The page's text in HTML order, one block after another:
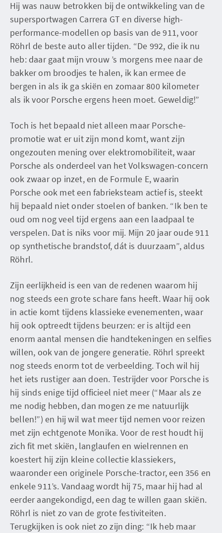
Hij was nauw betrokken bij de ontwikkeling van de
supersportwagen Carrera GT en diverse high-
performance-modellen op basis van de 911, voor
Röhrl de beste auto aller tijden. “De 992, die ik nu
heb: daar gaat mijn vrouw ’s morgens mee naar de
bakker om broodjes te halen, ik kan ermee de
bergen in als ik ga skiën en zomaar 800 kilometer
als ik voor Porsche ergens heen moet. Geweldig!”
Toch is het bepaald niet alleen maar Porsche-
promotie wat er uit zijn mond komt, want zijn
ongezouten mening over elektromobiliteit, waar
Porsche als onderdeel van het Volkswagen-concern
ook zwaar op inzet, en de Formule E, waarin
Porsche ook met een fabrieksteam actief is, steekt
hij bepaald niet onder stoelen of banken. “Ik ben te
oud om nog veel tijd ergens aan een laadpaal te
verspelen. Dat is niks voor mij. Mijn 20 jaar oude 911
op synthetische brandstof, dát is duurzaam”, aldus
Röhrl.
Zijn eerlijkheid is een van de redenen waarom hij
nog steeds een grote schare fans heeft. Waar hij ook
in actie komt tijdens klassieke evenementen, waar
hij ook optreedt tijdens beurzen: er is altijd een
enorm aantal mensen die handtekeningen en selfies
willen, ook van de jongere generatie. Röhrl spreekt
nog steeds enorm tot de verbeelding. Toch wil hij
het iets rustiger aan doen. Testrijder voor Porsche is
hij sinds enige tijd officieel niet meer (“Maar als ze
me nodig hebben, dan mogen ze me natuurlijk
bellen!”) en hij wil wat meer tijd nemen voor reizen
met zijn echtgenote Monika. Voor de rest houdt hij
zich fit met skiën, langlaufen en wielrennen en
koestert hij zijn kleine collectie klassiekers,
waaronder een originele Porsche-tractor, een 356 en
enkele 911’s. Vandaag wordt hij 75, maar hij had al
eerder aangekondigd, een dag te willen gaan skiën.
Röhrl is niet zo van de grote festiviteiten.
Terugkijken is ook niet zo zijn ding: “Ik heb maar